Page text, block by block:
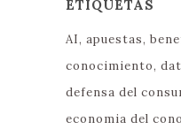
ETIQUETAS
AI apuestas
conocimiento
defensa del
economia del